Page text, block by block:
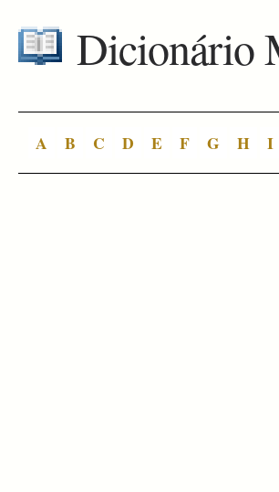
Dicionário
A B C D E F G H I